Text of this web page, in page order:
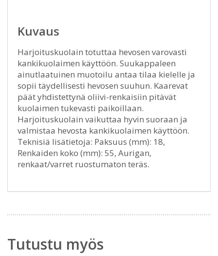
Kuvaus
Harjoituskuolain totuttaa hevosen varovasti
kankikuolaimen käyttöön. Suukappaleen
ainutlaatuinen muotoilu antaa tilaa kielelle ja
sopii täydellisesti hevosen suuhun. Kaarevat
päät yhdistettynä oliivi-renkaisiin pitävät
kuolaimen tukevasti paikoillaan.
Harjoituskuolain vaikuttaa hyvin suoraan ja
valmistaa hevosta kankikuolaimen käyttöön.
Teknisiä lisätietoja: Paksuus (mm): 18,
Renkaiden koko (mm): 55, Aurigan,
renkaat/varret ruostumaton teräs.
Tutustu myös